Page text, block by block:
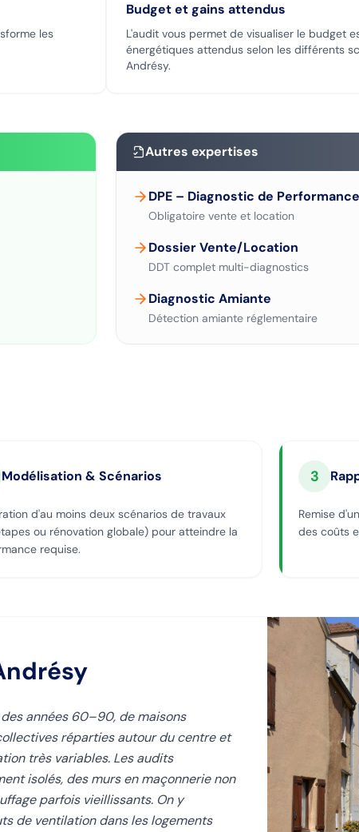
les
Budget et gains attendus
L'audit vous permet de visualiser le budget
énergétiques attendus selon les différents
Andrésy.
Autres expertises
DPE – Diagnostic de
Obligatoire vente et location
Dossier Vente/Location
DDT complet multi-diagnostics
Diagnostic Amiante
Détection amiante réglementaire
Modélisation & Scénarios
d'au moins deux scénarios de travaux
ou rénovation globale) pour atteindre la
requise.
3
Remise
des coûts
années 60–90, de maisons
réparties autour du centre et
très variables. Les audits
isolés, des murs en maçonnerie non
parfois vieillissants. On y
de ventilation dans les logements